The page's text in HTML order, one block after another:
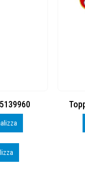
in HD KIT